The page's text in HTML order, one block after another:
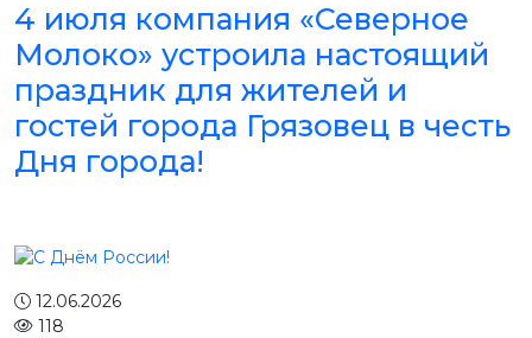
4 июля компания «Северное
Молоко» устроила настоящий
праздник для жителей и
гостей города Грязовец в честь
Дня города!
12.06.2026
118